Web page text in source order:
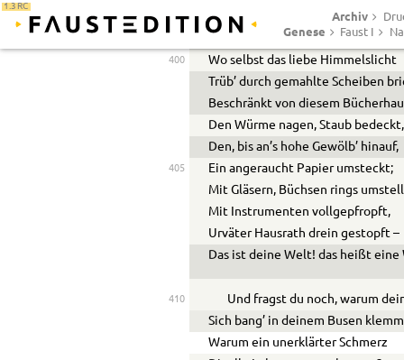
1.3 RC
Archiv
Genese Faust I
Weh! steck’ ich in dem Kerker
Verfluchtes dumpfes Mauerloch!
400
Wo selbst das liebe Himmelslicht
Trüb’ durch gemahlte Scheiben
Beschränkt von diesem
Den Würme nagen, Staub bedeckt,
Den, bis an’s hohe Gewölb’ hinauf,
405
Ein angeraucht Papier umsteckt;
Mit Gläsern, Büchsen rings
Mit Instrumenten vollgepfropft,
Urväter Hausrath drein gestopft –
Das ist deine Welt! das heißt eine
410
Und fragst du noch, warum
Sich bang’ in deinem Busen
Warum ein unerklärter Schmerz